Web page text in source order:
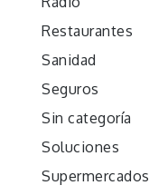
Restaurantes
Sanidad
Seguros
Sin categoría
Soluciones
Supermercados